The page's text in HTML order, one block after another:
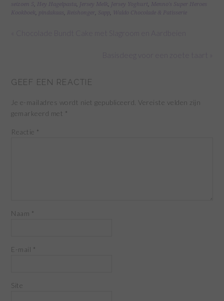
seizoen 5
Hey Hagelpasta Jersey Melk Jersey Yoghurt
Menno's Super Heroes
Kookboek
pindakaas Reishonger Sapp Waldo Chocolade & Patisserie
« Chocolade Bundt Cake met Slagroom en Aardbeien
Basisdeeg voor een zoete taart »
GEEF EEN REACTIE
Je e-mailadres wordt niet gepubliceerd. Vereiste velden zijn
gemarkeerd met *
Reactie *
Naam *
E-mail *
Site